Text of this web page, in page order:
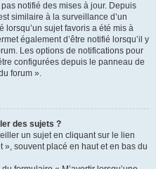
notifié des mises à jour. Depuis
similaire à la surveillance d’un
lorsqu’un sujet favoris a été mis à
également d’être notifié lorsqu’il y
Les options de notifications pour
configurées depuis le panneau de
forum ».
des sujets ?
un sujet en cliquant sur le lien
souvent placé en haut et en bas du